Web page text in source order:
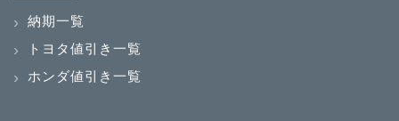
納期一覧
トヨタ値引き一覧
ホンダ値引き一覧